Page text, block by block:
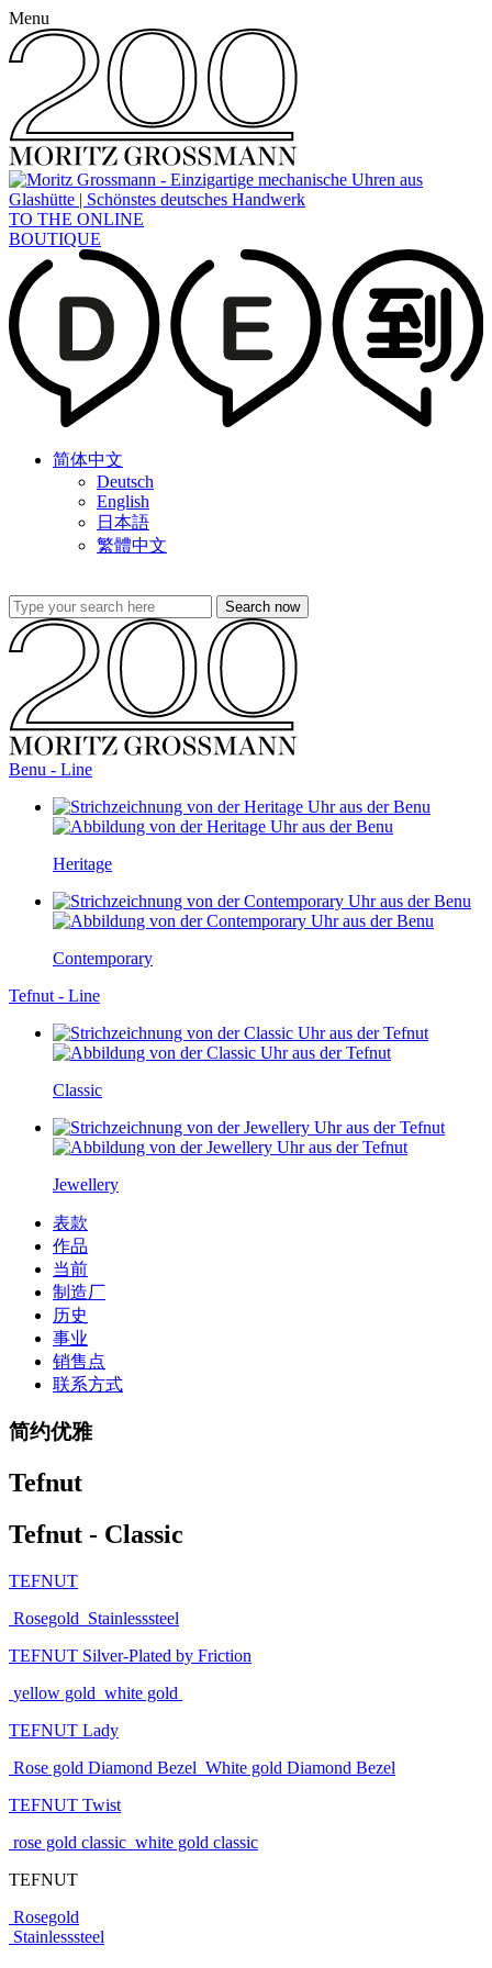
Menu
TO THE ONLINE
BOUTIQUE
简体中文
Deutsch
English
日本語
繁體中文
Benu - Line
Heritage
Contemporary
Tefnut - Line
Classic
Jewellery
表款
作品
当前
制造厂
历史
事业
销售点
联系方式
简约优雅
Tefnut
Tefnut - Classic
TEFNUT
Rosegold Stainlesssteel
TEFNUT Silver-Plated by Friction
yellow gold white gold
TEFNUT Lady
Rose gold Diamond Bezel White gold Diamond Bezel
TEFNUT Twist
rose gold classic white gold classic
TEFNUT
Rosegold
Stainlesssteel